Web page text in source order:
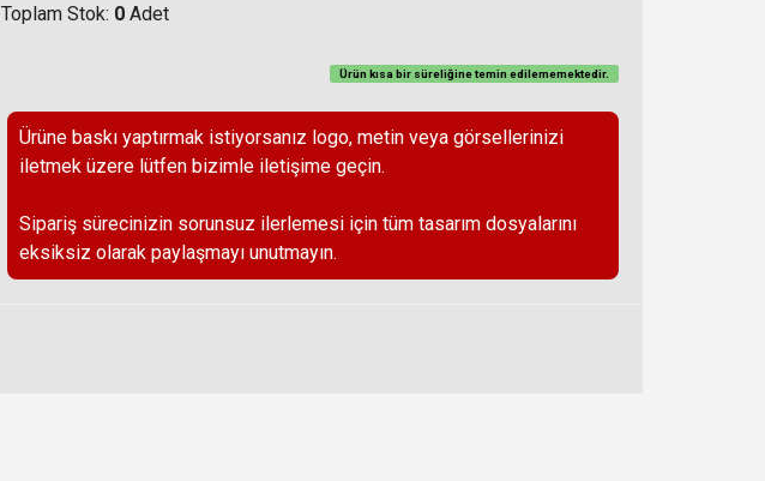
Toplam Stok: 0 Adet
Ürün kısa bir süreliğine teminedilememektedir.
Ürüne baskı yaptırmak istiyorsanız logo, metin veya görsellerinizi
iletmek üzere lütfen bizimle iletişime geçin.
Sipariş sürecinizin sorunsuz ilerlemesi için tüm tasarım dosyalarını
eksiksiz olarak paylaşmayı unutmayın.